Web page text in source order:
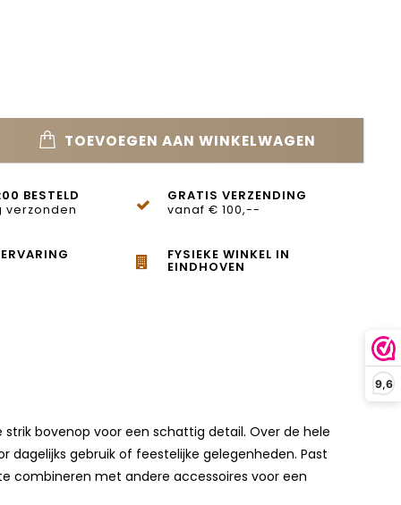
9,6
TOEVOEGEN AAN WINKELWAGEN
BESTELD
verzonden
GRATIS VERZENDING
vanaf € 100,--
FYSIEKE WINKEL IN
EINDHOVEN
bovenop voor een schattig detail. Over de hele
gebruik of feestelijke gelegenheden. Past
combineren met andere accessoires voor een